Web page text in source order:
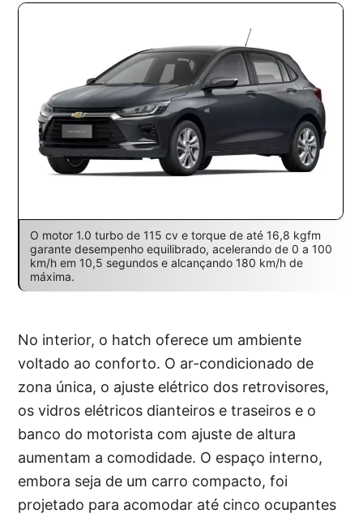
O motor 1.0 turbo de 115 cv e torque de até 16,8 kgfm
garante desempenho equilibrado, acelerando de 0 a 100
km/h em 10,5 segundos e alcançando 180 km/h de
máxima.
No interior, o hatch oferece um ambiente
voltado ao conforto. O ar-condicionado de
zona única, o ajuste elétrico dos retrovisores,
os vidros elétricos dianteiros e traseiros e o
banco do motorista com ajuste de altura
aumentam a comodidade. O espaço interno,
embora seja de um carro compacto, foi
projetado para acomodar até cinco ocupantes